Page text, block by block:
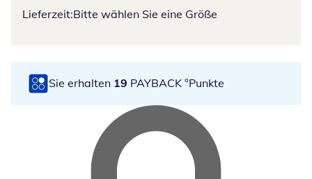
Lieferzeit:Bitte wählen Sie eine Größe
Sie erhalten 19 PAYBACK °Punkte